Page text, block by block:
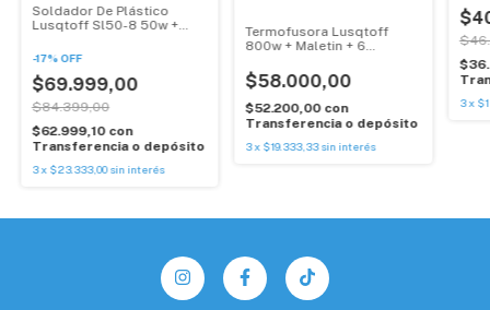
Soldador De Plástico
Lusqtoff Sl50-8 50w +
-17%OFF
$69.999,00
$84.399,00
$62.999,10 con
Transferencia o depósito
3x $23.333,00 sin interés
Termofusora Lusqtoff
800w + Maletin + 6
$58.000,00
$52.200,00 con
Transferencia o depósito
3x $19.333,33 sin interés
3x